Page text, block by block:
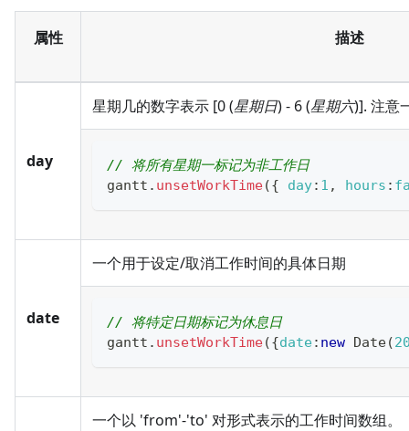
属性 描述
day
星期几的数字表示 [0 (星期日) - 6 (星期六)]. 注意
// 将所有星期一标记为非工作日
gantt . unsetWorkTime({ day: 1 , hours :
date
一个用于设定/取消工作时间的具体日期
// 将特定日期标记为休息日
gantt . unsetWorkTime({date: new Date(
一个以 'from'-'to' 对形式表示的工作时间数组。